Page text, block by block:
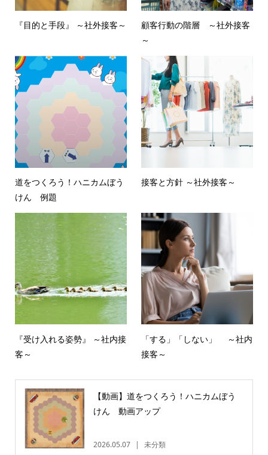
『目的と手段』 ～社外接客～
顧客行動の階層 ～社外接客
～
道をつくろう！ハニカムぼう
けん 例題
接客と方針 ～社外接客～
『受け入れる姿勢』 ～社内接
客～
「する」「しない」 ～社内
接客～
【動画】道をつくろう！ハニカムぼう
けん 動画アップ
2026.05.07 未分類